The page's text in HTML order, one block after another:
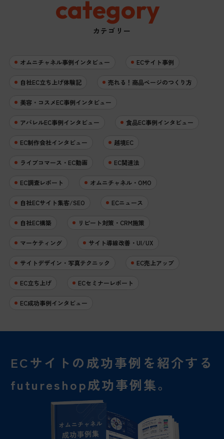
category
カテゴリー
オムニチャネル事例インタビュー ECサイト事例
自社EC立ち上げ体験記 売れる！商品ページのつくり方
美容・コスメEC事例インタビュー
アパレルEC事例インタビュー 食品EC事例インタビュー
EC制作会社インタビュー 越境EC
ライブコマース・EC動画 EC関連法
EC調査レポート オムニチャネル・OMO
自社ECサイト集客/SEO ECニュース
自社EC構築 リピート対策・CRM施策
マーケティング サイト導線改善・UI/UX
サイトデザイン・写真テクニック EC売上アップ
EC立ち上げ ECセミナーレポート
EC成功事例インタビュー
ECサイトの成功事例を紹介する
futureshop成功事例集。